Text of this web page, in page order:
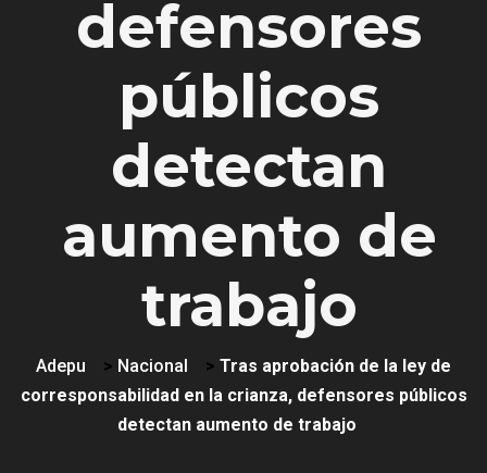
defensores
públicos
detectan
aumento de
trabajo
Adepu > Nacional > Tras aprobación de la ley de
corresponsabilidad en la crianza, defensores públicos
detectan aumento de trabajo